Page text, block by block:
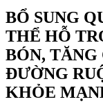
BỔ SUNG
THỂ HỖ
BÓN, TĂNG
ĐƯỜNG
KHỎE